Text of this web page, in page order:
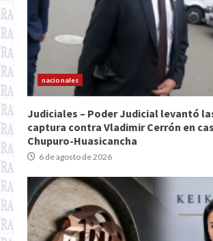
nacionales
Judiciales – Poder Judicial levantó
captura contra Vladimir Cerrón en
Chupuro-Huasicancha
6 de agosto de 2026